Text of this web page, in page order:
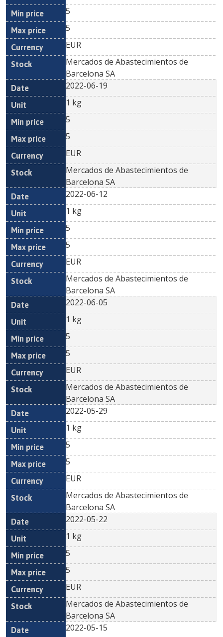
5
5
EUR
Mercados de Abastecimientos de
Barcelona SA
2022-06-19
1 kg
5
5
EUR
Mercados de Abastecimientos de
Barcelona SA
2022-06-12
1 kg
5
5
EUR
Mercados de Abastecimientos de
Barcelona SA
2022-06-05
1 kg
5
5
EUR
Mercados de Abastecimientos de
Barcelona SA
2022-05-29
1 kg
5
5
EUR
Mercados de Abastecimientos de
Barcelona SA
2022-05-22
1 kg
5
5
EUR
Mercados de Abastecimientos de
Barcelona SA
2022-05-15